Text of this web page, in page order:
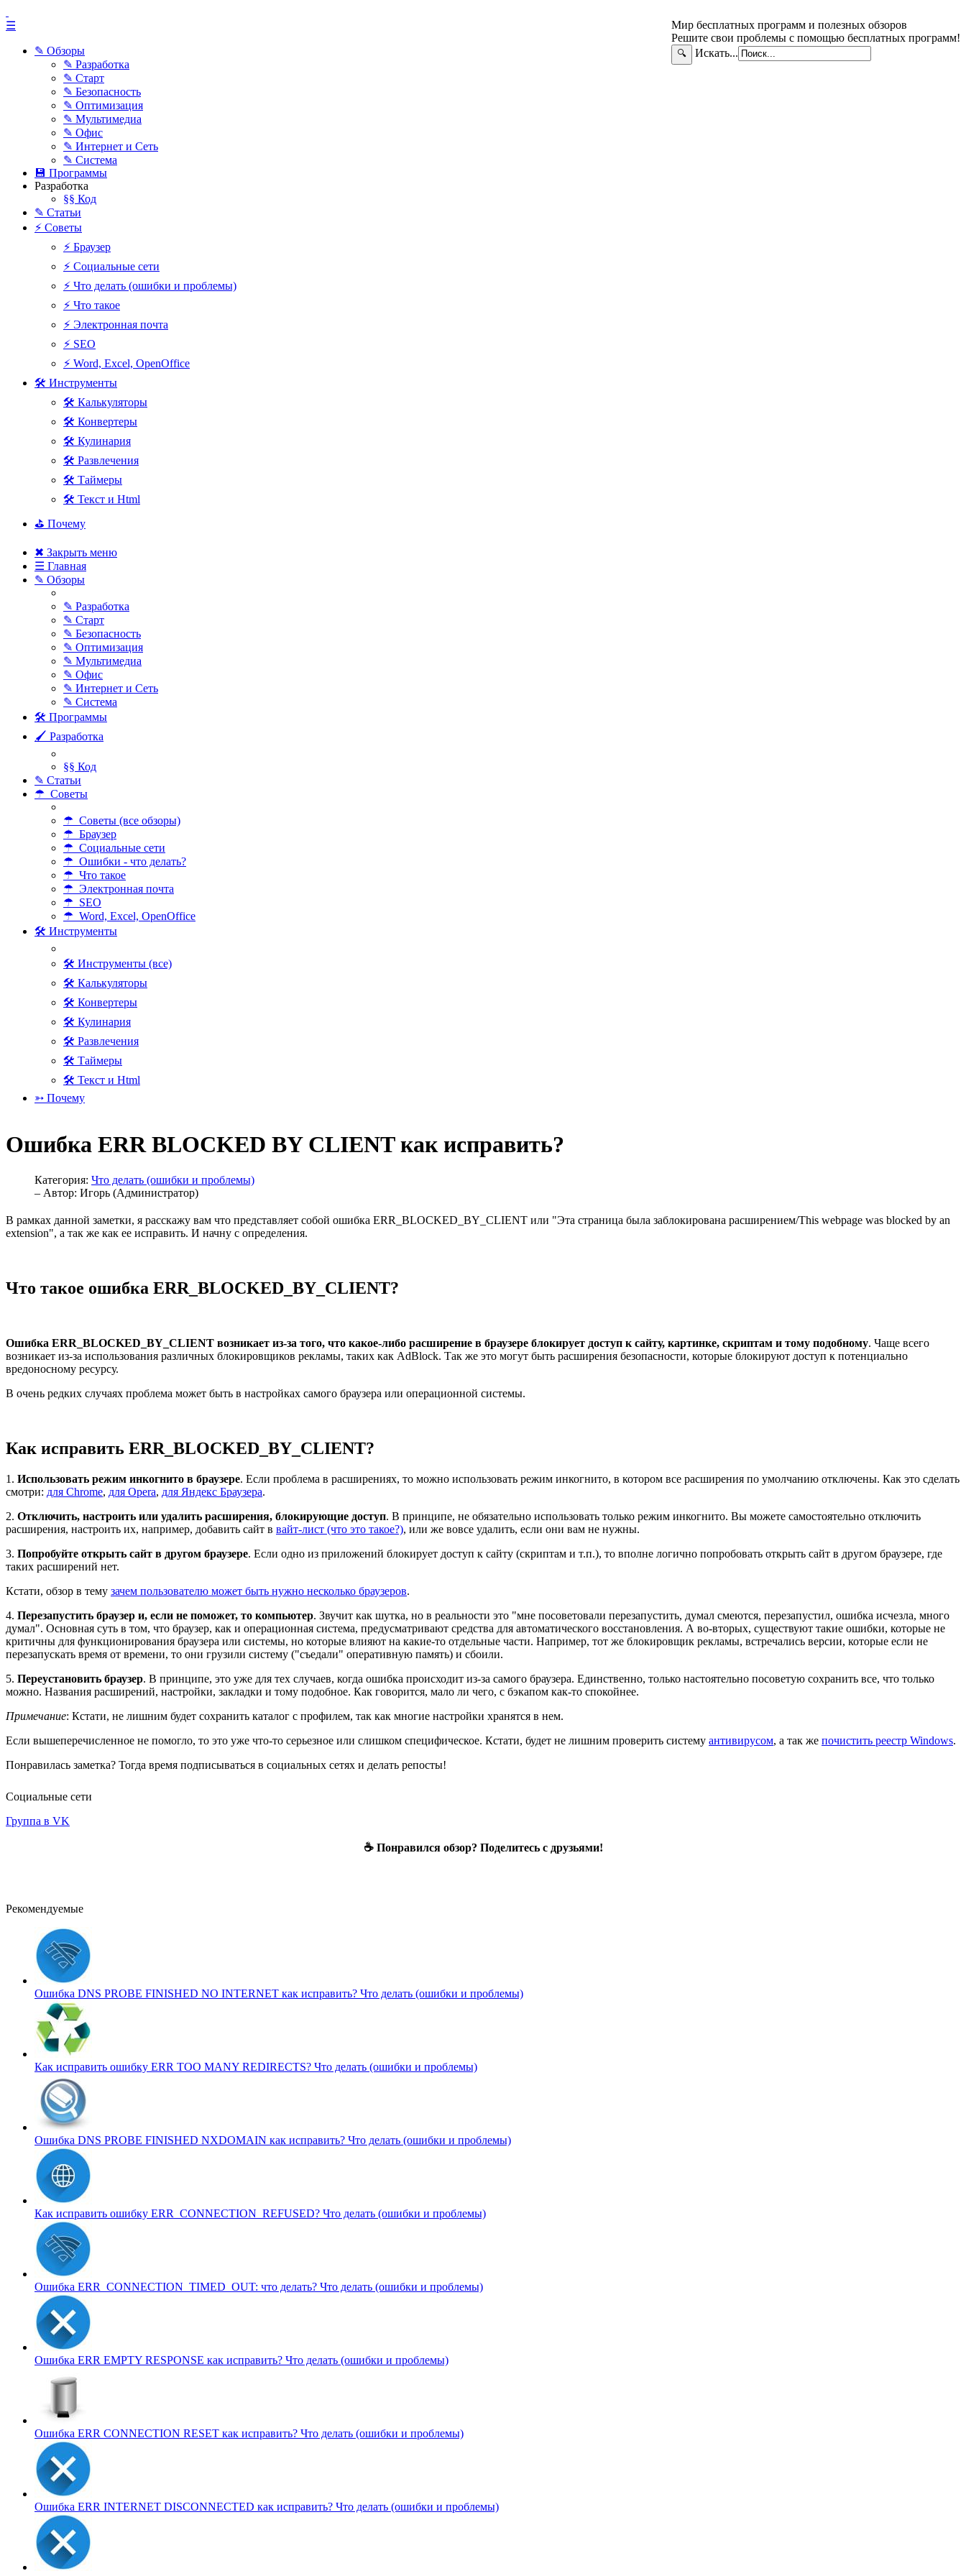
Мир бесплатных программ и полезных обзоров
Решите свои проблемы с помощью бесплатных программ!
🔍 Искать...
☰
✎ Обзоры
✎ Разработка
✎ Старт
✎ Безопасность
✎ Оптимизация
✎ Мультимедиа
✎ Офис
✎ Интернет и Сеть
✎ Система
💾 Программы
Разработка
§§ Код
✎ Статьи
⚡ Советы
⚡ Браузер
⚡ Социальные сети
⚡ Что делать (ошибки и проблемы)
⚡ Что такое
⚡ Электронная почта
⚡ SEO
⚡ Word, Excel, OpenOffice
🛠 Инструменты
🛠 Калькуляторы
🛠 Конвертеры
🛠 Кулинария
🛠 Развлечения
🛠 Таймеры
🛠 Текст и Html
⛳ Почему
✖ Закрыть меню
☰ Главная
✎ Обзоры
✎ Разработка
✎ Старт
✎ Безопасность
✎ Оптимизация
✎ Мультимедиа
✎ Офис
✎ Интернет и Сеть
✎ Система
🛠 Программы
🖌 Разработка
§§ Код
✎ Статьи
☂ Советы
☂ Советы (все обзоры)
☂ Браузер
☂ Социальные сети
☂ Ошибки - что делать?
☂ Что такое
☂ Электронная почта
☂ SEO
☂ Word, Excel, OpenOffice
🛠 Инструменты
🛠 Инструменты (все)
🛠 Калькуляторы
🛠 Конвертеры
🛠 Кулинария
🛠 Развлечения
🛠 Таймеры
🛠 Текст и Html
➳ Почему
Ошибка ERR BLOCKED BY CLIENT как исправить?
Категория: Что делать (ошибки и проблемы)
– Автор: Игорь (Администратор)
В рамках данной заметки, я расскажу вам что представляет собой ошибка ERR_BLOCKED_BY_CLIENT или "Эта страница была заблокирована расширением/This webpage was blocked by an
extension", а так же как ее исправить. И начну с определения.
Что такое ошибка ERR_BLOCKED_BY_CLIENT?
Ошибка ERR_BLOCKED_BY_CLIENT возникает из-за того, что какое-либо расширение в браузере блокирует доступ к сайту, картинке, скриптам и тому подобному. Чаще всего
возникает из-за использования различных блокировщиков рекламы, таких как AdBlock. Так же это могут быть расширения безопасности, которые блокируют доступ к потенциально
вредоносному ресурсу.
В очень редких случаях проблема может быть в настройках самого браузера или операционной системы.
Как исправить ERR_BLOCKED_BY_CLIENT?
1. Использовать режим инкогнито в браузере. Если проблема в расширениях, то можно использовать режим инкогнито, в котором все расширения по умолчанию отключены. Как это сделать
смотри: для Chrome, для Opera, для Яндекс Браузера.
2. Отключить, настроить или удалить расширения, блокирующие доступ. В принципе, не обязательно использовать только режим инкогнито. Вы можете самостоятельно отключить
расширения, настроить их, например, добавить сайт в вайт-лист (что это такое?), или же вовсе удалить, если они вам не нужны.
3. Попробуйте открыть сайт в другом браузере. Если одно из приложений блокирует доступ к сайту (скриптам и т.п.), то вполне логично попробовать открыть сайт в другом браузере, где
таких расширений нет.
Кстати, обзор в тему зачем пользователю может быть нужно несколько браузеров.
4. Перезапустить браузер и, если не поможет, то компьютер. Звучит как шутка, но в реальности это "мне посоветовали перезапустить, думал смеются, перезапустил, ошибка исчезла, много
думал". Основная суть в том, что браузер, как и операционная система, предусматривают средства для автоматического восстановления. А во-вторых, существуют такие ошибки, которые не
критичны для функционирования браузера или системы, но которые влияют на какие-то отдельные части. Например, тот же блокировщик рекламы, встречались версии, которые если не
перезапускать время от времени, то они грузили систему ("съедали" оперативную память) и сбоили.
5. Переустановить браузер. В принципе, это уже для тех случаев, когда ошибка происходит из-за самого браузера. Единственно, только настоятельно посоветую сохранить все, что только
можно. Названия расширений, настройки, закладки и тому подобное. Как говорится, мало ли чего, с бэкапом как-то спокойнее.
Примечание: Кстати, не лишним будет сохранить каталог с профилем, так как многие настройки хранятся в нем.
Если вышеперечисленное не помогло, то это уже что-то серьезное или слишком специфическое. Кстати, будет не лишним проверить систему антивирусом, а так же почистить реестр Windows.
Понравилась заметка? Тогда время подписываться в социальных сетях и делать репосты!
Социальные сети
Группа в VK
☕ Понравился обзор? Поделитесь с друзьями!
Рекомендуемые
Ошибка DNS PROBE FINISHED NO INTERNET как исправить? Что делать (ошибки и проблемы)
Как исправить ошибку ERR TOO MANY REDIRECTS? Что делать (ошибки и проблемы)
Ошибка DNS PROBE FINISHED NXDOMAIN как исправить? Что делать (ошибки и проблемы)
Как исправить ошибку ERR_CONNECTION_REFUSED? Что делать (ошибки и проблемы)
Ошибка ERR_CONNECTION_TIMED_OUT: что делать? Что делать (ошибки и проблемы)
Ошибка ERR EMPTY RESPONSE как исправить? Что делать (ошибки и проблемы)
Ошибка ERR CONNECTION RESET как исправить? Что делать (ошибки и проблемы)
Ошибка ERR INTERNET DISCONNECTED как исправить? Что делать (ошибки и проблемы)